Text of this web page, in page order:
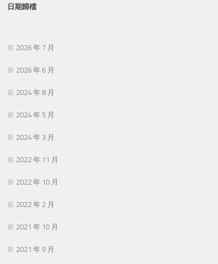
日期歸檔
2026 年 7 月
2026 年 6 月
2024 年 8 月
2024 年 5 月
2024 年 3 月
2022 年 11 月
2022 年 10 月
2022 年 2 月
2021 年 10 月
2021 年 9 月